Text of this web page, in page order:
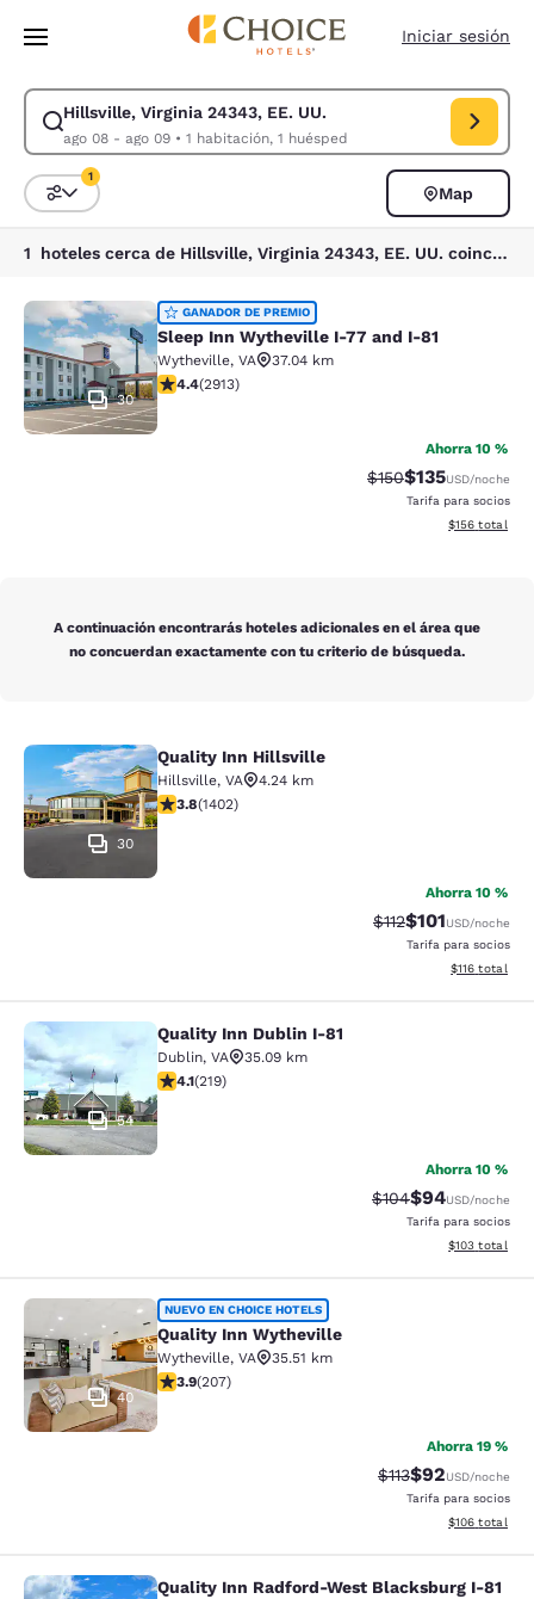
Saltar A Contenido Principal
Iniciar sesión
Hillsville, Virginia 24343, EE. UU.
ago 08 - ago 09• 1 habitación, 1 huésped
Modificar búsqueda para Hillsville, Virginia 24343, EE. UU.. Fecha de
Ordenar y filtrar
1
Map
1 hoteles cerca de Hillsville, Virginia 24343, EE. UU. coinciden con tus filtros
Sleep Inn Wytheville I-77 and I-81
30
GANADOR DE PREMIO
Sleep Inn Wytheville I-77 and I-81
Wytheville, VA
37.04 km
Calificación de 4.42 estrellas. Excelente. 2913 reseñas
4.4(2913)
Ahorra 10 %
Tarifa tachada:
$150Tarifa reducida:
$135USD/noche
Tarifa para socios
Ver detalles
$156 total
A continuación encontrarás hoteles adicionales en el área que
no concuerdan exactamente con tu criterio de búsqueda.
Quality Inn Hillsville
30
Quality Inn Hillsville
Hillsville, VA
4.24 km
Calificación de 3.8 estrellas. Bueno. 1402 reseñas
3.8(1402)
Ahorra 10 %
Tarifa tachada:
$112Tarifa reducida:
$101USD/noche
Tarifa para socios
Ver detalles
$116 total
Quality Inn Dublin I-81
54
Quality Inn Dublin I-81
Dublin, VA
35.09 km
Calificación de 4.08 estrellas. Muy bueno. 219 reseñas
4.1(219)
Ahorra 10 %
Tarifa tachada:
$104Tarifa
$94USD/noche
Tarifa para socios
Ver detalles
$103 total
Quality Inn Wytheville
40
NUEVO EN CHOICE HOTELS
Quality Inn Wytheville
Wytheville, VA
35.51 km
Calificación de 3.91 estrellas. Bueno. 207 reseñas
3.9(207)
Ahorra 19 %
Tarifa tachada:
$113Tarifa
$92USD/noche
Tarifa para socios
Ver detalles
$106 total
Quality Inn Radford-West Blacksburg I-81